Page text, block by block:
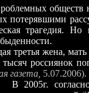
обществ не
потерявшими
трагедия.
жена, мать
россиянок
газета, 5.07.2006).